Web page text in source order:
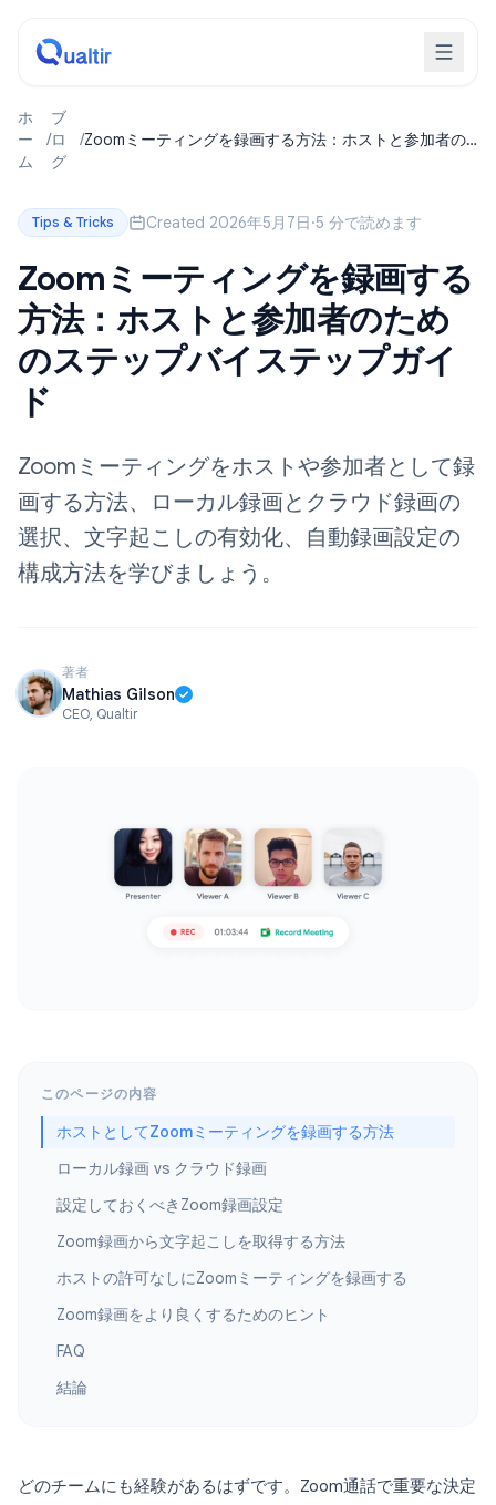
ホ
ー
ム
/
ブ
ロ
グ
/Zoomミーティングを録画する方法：ホストと参加者の
Tips & Tricks Created 2026年5月7日·5 分で読めます
Zoomミーティングを録画する
方法：ホストと参加者のため
のステップバイステップガイ
ド
Zoomミーティングをホストや参加者として録
画する方法、ローカル録画とクラウド録画の
選択、文字起こしの有効化、自動録画設定の
構成方法を学びましょう。
著者
Mathias Gilson
CEO, Qualtir
このページの内容
ホストとしてZoomミーティングを録画する方法
ローカル録画 vs クラウド録画
設定しておくべきZoom録画設定
Zoom録画から文字起こしを取得する方法
ホストの許可なしにZoomミーティングを録画する
Zoom録画をより良くするためのヒント
FAQ
結論
どのチームにも経験があるはずです。Zoom通話で重要な決定